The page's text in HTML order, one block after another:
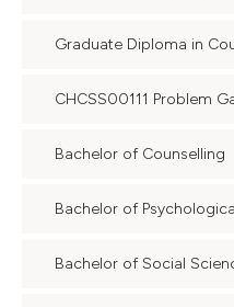
Graduate Diploma in
CHCSS00111 Problem
Bachelor of Counselling
Bachelor of
Bachelor of Social